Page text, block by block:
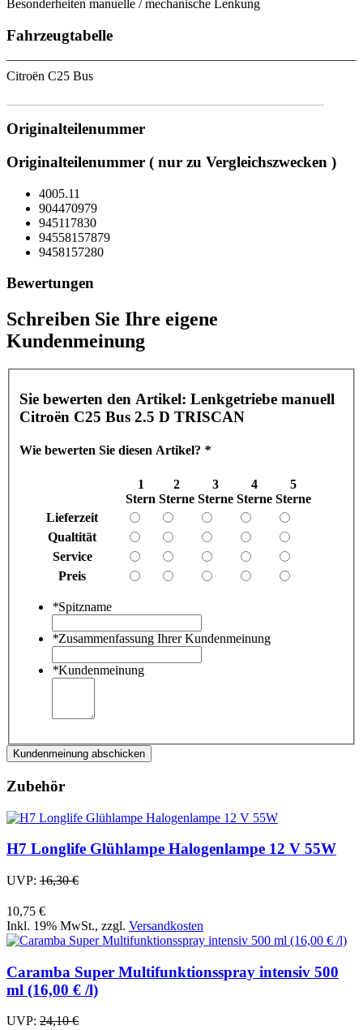
Besonderheiten manuelle / mechanische Lenkung
Fahrzeugtabelle
Citroën C25 Bus
Originalteilenummer
Originalteilenummer ( nur zu Vergleichszwecken )
4005.11
904470979
945117830
94558157879
9458157280
Bewertungen
Schreiben Sie Ihre eigene
Kundenmeinung
Sie bewerten den Artikel: Lenkgetriebe manuell
Citroën C25 Bus 2.5 D TRISCAN
Wie bewerten Sie diesen Artikel? *
1
Stern
2
Sterne
3
Sterne
4
Sterne
5
Sterne
Lieferzeit
Qualtität
Service
Preis
*Spitzname
*Zusammenfassung Ihrer Kundenmeinung
*Kundenmeinung
Kundenmeinung abschicken
Zubehör
H7 Longlife Glühlampe Halogenlampe 12 V 55W
UVP: 16,30 €
10,75 €
Inkl. 19% MwSt., zzgl. Versandkosten
Caramba Super Multifunktionsspray intensiv 500
ml (16,00 € /l)
UVP: 24,10 €